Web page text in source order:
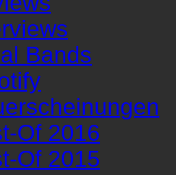
Bands
Of 2016
Of 2015